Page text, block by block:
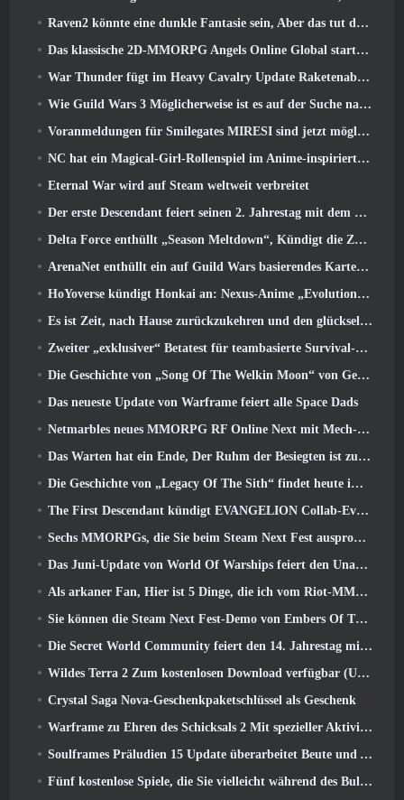
Raven2 könnte eine dunkle Fantasie sein, Aber das tut dem Sommerspaß keinen Abbruch
Das klassische 2D-MMORPG Angels Online Global startet heute
War Thunder fügt im Heavy Cavalry Update Raketenabwehrraketen und elektronische Unterstützungsmaßnahmen hinzu
Wie Guild Wars 3 Möglicherweise ist es auf der Suche nach Innovationen im MMO-Bereich
Voranmeldungen für Smilegates MIRESI sind jetzt möglich: Unsichtbare Zukunft
NC hat ein Magical-Girl-Rollenspiel im Anime-inspirierten Kunststil der 90er in Arbeit
Eternal War wird auf Steam weltweit verbreitet
Der erste Descendant feiert seinen 2. Jahrestag mit dem Descendant Fest 2026 Strom
Delta Force enthüllt „Season Meltdown“, Kündigt die Zusammenarbeit mit Rainbow Six Siege an
ArenaNet enthüllt ein auf Guild Wars basierendes Kartenspiel, Nebelgebunden
HoYoverse kündigt Honkai an: Nexus-Anime „Evolutionstest“
Es ist Zeit, nach Hause zurückzukehren und den glückseligen Rückzugsort dort wiederherzustellen, wo sich die Winde treffen
Zweiter „exklusiver“ Betatest für teambasierte Survival-Shooter-Zeitfresser angekündigt
Die Geschichte von „Song Of The Welkin Moon“ von Genshin Impact geht zu Ende.. Auf dem Mond
Das neueste Update von Warframe feiert alle Space Dads
Netmarbles neues MMORPG RF Online Next mit Mech-Thema wird weltweit eingeführt
Das Warten hat ein Ende, Der Ruhm der Besiegten ist zurückgekehrt
Die Geschichte von „Legacy Of The Sith“ findet heute im neuesten Update von SWTOR ihren Abschluss
The First Descendant kündigt EVANGELION Collab-Event an
Sechs MMORPGs, die Sie beim Steam Next Fest ausprobieren können
Das Juni-Update von World Of Warships feiert den Unabhängigkeitstag der USA mit einer neuen Erzählkampagne
Als arkaner Fan, Hier ist 5 Dinge, die ich vom Riot-MMO sehen möchte
Sie können die Steam Next Fest-Demo von Embers Of The Uncrowned Tomorrow vorab herunterladen
Die Secret World Community feiert den 14. Jahrestag mit einem Rätsel, das sie gemeinsam lösen müssen
Wildes Terra 2 Zum kostenlosen Download verfügbar (Und behalten) Für eine begrenzte Zeit
Crystal Saga Nova-Geschenkpaketschlüssel als Geschenk
Warframe zu Ehren des Schicksals 2 Mit spezieller Aktivität und Titel im Spiel
Soulframes Präludien 15 Update überarbeitet Beute und Angeln
Fünf kostenlose Spiele, die Sie vielleicht während des Bullet Fests ausprobieren möchten